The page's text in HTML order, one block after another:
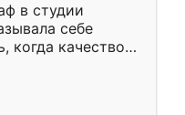
в студии
себе
когда качеством
уже почти